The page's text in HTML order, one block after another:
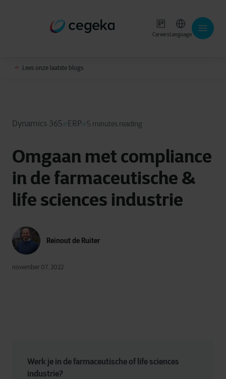
CareersLanguage
Lees onze laatste blogs
Dynamics 365 ERP 5 minutes reading
Omgaan met compliance
in de farmaceutische &
life sciences industrie
Reinout de Ruiter
november 07, 2022
Werk je in de farmaceutische of life sciences
industrie?